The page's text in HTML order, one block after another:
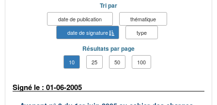
Tri par
date de publication
thématique
date de signature
type
Résultats par page
10 25 50 100
Signé le : 01-06-2005